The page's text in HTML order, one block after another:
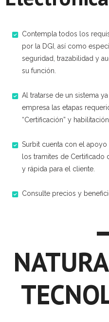
Contempla todos los
por la DGI, así como
seguridad, trazabilidad y
su función.​
Al tratarse de un sistema
empresa las etapas
“Certificación” y
​Surbit cuenta con el apoyo
los tramites de Certificado
y rápida para el cliente.
Consulte precios y